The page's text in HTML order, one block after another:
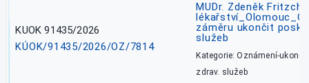
KUOK 91435/2026
KÚOK/91435/2026/OZ/7814
MUDr. Zdeněk
záměru ukončit
služeb
Kategorie: Oznámení-
zdrav. služeb